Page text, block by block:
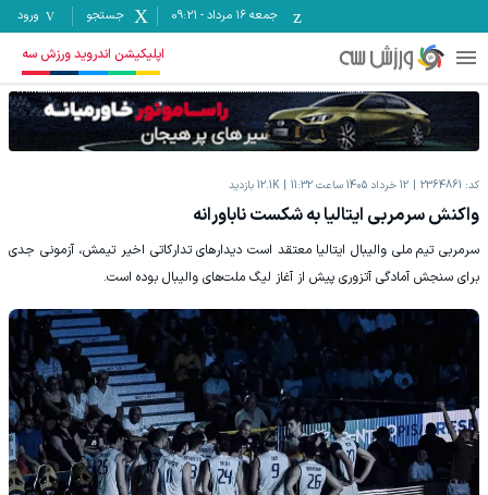
جمعه ۱۶ مرداد -
09:21 جستجو ورود
اپلیکیشن اندروید ورزش سه
کد: 2364861 12 خرداد 1405 ساعت 11:32 12.1K بازدید
واکنش سرمربی ایتالیا به شکست ناباورانه
سرمربی تیم ملی والیبال ایتالیا معتقد است دیدارهای تدارکاتی اخیر تیمش، آزمونی جدی
برای سنجش آمادگی آتزوری پیش از آغاز لیگ ملت‌های والیبال بوده است.